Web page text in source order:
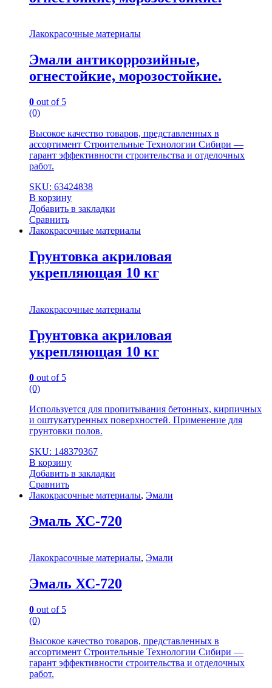
Лакокрасочные материалы
Эмали антикоррозийные,
огнестойкие, морозостойкие.
0 out of 5
(0)
Высокое качество товаров, представленных в
ассортимент Строительные Технологии Сибири —
гарант эффективности строительства и отделочных
работ.
SKU: 63424838
В корзину
Добавить в закладки
Сравнить
Лакокрасочные материалы
Грунтовка акриловая
укрепляющая 10 кг
Лакокрасочные материалы
Грунтовка акриловая
укрепляющая 10 кг
0 out of 5
(0)
Используется для пропитывания бетонных, кирпичных
и оштукатуренных поверхностей. Применение для
грунтовки полов.
SKU: 148379367
В корзину
Добавить в закладки
Сравнить
Лакокрасочные материалы, Эмали
Эмаль ХС-720
Лакокрасочные материалы, Эмали
Эмаль ХС-720
0 out of 5
(0)
Высокое качество товаров, представленных в
ассортимент Строительные Технологии Сибири —
гарант эффективности строительства и отделочных
работ.